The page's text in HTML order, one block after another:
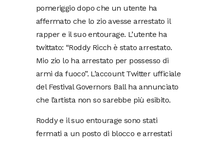
pomeriggio dopo che un utente ha
affermato che lo zio avesse arrestato il
rapper e il suo entourage. L’utente ha
twittato: “Roddy Ricch è stato arrestato.
Mio zio lo ha arrestato per possesso di
armi da fuoco”. L’account Twitter ufficiale
del Festival Governors Ball ha annunciato
che l’artista non so sarebbe più esibito.
Roddy e il suo entourage sono stati
fermati a un posto di blocco e arrestati